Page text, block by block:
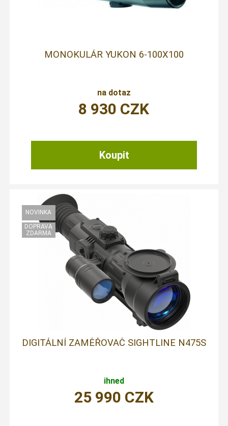
MONOKULÁR YUKON 6-100X100
na dotaz
8 930 CZK
DIGITÁLNÍ ZAMĚŘOVAČ SIGHTLINE N475S
ihned
25 990 CZK